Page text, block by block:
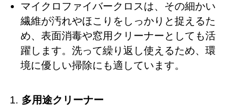
マイクロファイバークロスは、その細かい
繊維が汚れやほこりをしっかりと捉えるた
め、表面消毒や窓用クリーナーとしても活
躍します。洗って繰り返し使えるため、環
境に優しい掃除にも適しています。
多用途クリーナー